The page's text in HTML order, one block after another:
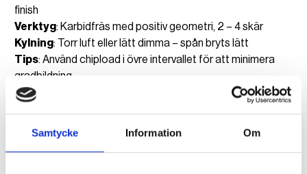
Samtycke Information Om
finish
Verktyg: Karbidfräs med positiv geometri, 2 – 4 skär
Kylning: Torr luft eller lätt dimma – spån bryts lätt
Tips: Använd chipload i övre intervallet för att minimera
gradbildning
HDPE / UHMW-PE
Skärhastighet (vc)
: 250 – 380 m/min